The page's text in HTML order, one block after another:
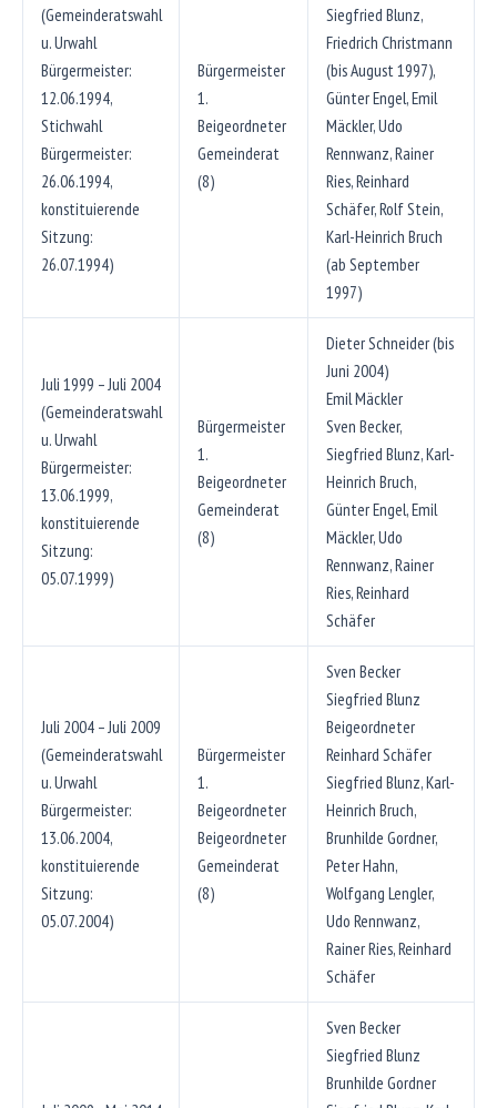
(Gemeinderatswahl
u. Urwahl
Bürgermeister:
12.06.1994,
Stichwahl
Bürgermeister:
26.06.1994,
konstituierende
Sitzung:
26.07.1994)
Bürgermeister
1.
Beigeordneter
Gemeinderat
(8)
Siegfried Blunz,
Friedrich Christmann
(bis August 1997),
Günter Engel, Emil
Mäckler, Udo
Rennwanz, Rainer
Ries, Reinhard
Schäfer, Rolf Stein,
Karl-Heinrich Bruch
(ab September
1997)
Juli 1999 – Juli 2004
(Gemeinderatswahl
u. Urwahl
Bürgermeister:
13.06.1999,
konstituierende
Sitzung:
05.07.1999)
Bürgermeister
1.
Beigeordneter
Gemeinderat
(8)
Dieter Schneider (bis
Juni 2004)
Emil Mäckler
Sven Becker,
Siegfried Blunz, Karl-
Heinrich Bruch,
Günter Engel, Emil
Mäckler, Udo
Rennwanz, Rainer
Ries, Reinhard
Schäfer
Juli 2004 – Juli 2009
(Gemeinderatswahl
u. Urwahl
Bürgermeister:
13.06.2004,
konstituierende
Sitzung:
05.07.2004)
Bürgermeister
1.
Beigeordneter
Beigeordneter
Gemeinderat
(8)
Sven Becker
Siegfried Blunz
Beigeordneter
Reinhard Schäfer
Siegfried Blunz, Karl-
Heinrich Bruch,
Brunhilde Gordner,
Peter Hahn,
Wolfgang Lengler,
Udo Rennwanz,
Rainer Ries, Reinhard
Schäfer
Sven Becker
Siegfried Blunz
Brunhilde Gordner